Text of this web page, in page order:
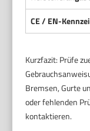
CE / EN-
Kurzfazit: Prüfe
Bremsen, Gurte
oder fehlenden
kontaktieren.